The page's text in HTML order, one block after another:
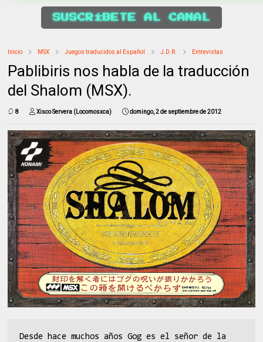
SUSCRÍBETE AL CANAL
Inicio MSX Juegos traducidos al Español J.D.R. Entrevistas
Pablibiris nos habla de la traducción
del Shalom (MSX).
8 Xisco Servera (Locomosxca) domingo, 2 de septiembre de 2012
Desde hace muchos años Gog es el señor de la